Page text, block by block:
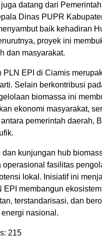
datang dari
Dinas PUPR
baik kehadiran
proyek ini
dan masyarakat.
PLN EPI di Ciamis
Selain berkontribusi
biomassa ini
ekonomi masyarakat,
pemerintah daerah,
dan kunjungan hub
operasional fasilitas
lokal. Inisiatif ini
EPI membangun
terstandarisasi, dan
nasional.
215